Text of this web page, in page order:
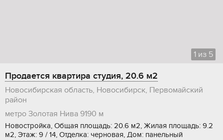
1 из 5
Продается квартира студия, 20.6 м2
Новосибирская область, Новосибирск, Первомайский
район
метро Золотая Нива 9190 м
Новостройка, Общая площадь: 20.6 м2, Жилая площадь: 9.2
м2, Этаж: 9 / 14, Отделка: черновая, Дом: панельный